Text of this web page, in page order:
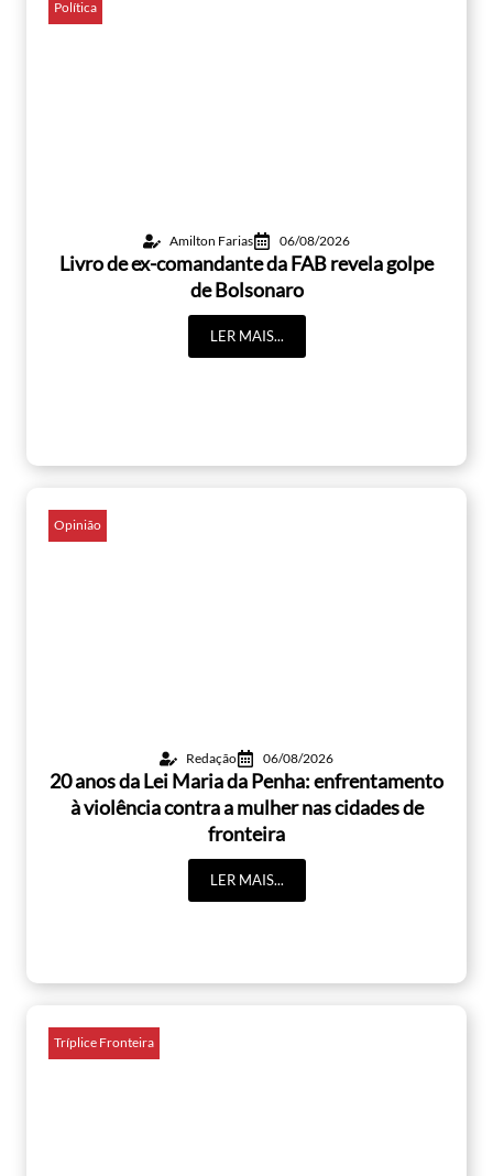
Política
Amilton Farias 06/08/2026
Livro de ex-comandante da FAB revela golpe
de Bolsonaro
LER MAIS...
Opinião
Redação 06/08/2026
20 anos da Lei Maria da Penha: enfrentamento
à violência contra a mulher nas cidades de
fronteira
LER MAIS...
Tríplice Fronteira